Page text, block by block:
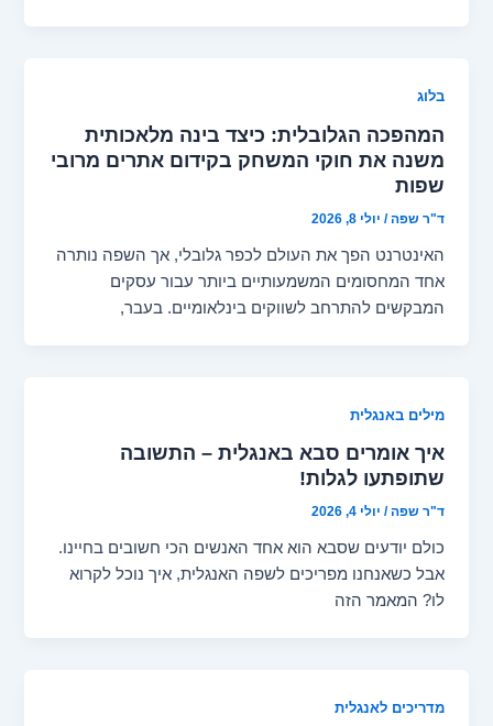
בלוג
המהפכה הגלובלית: כיצד בינה מלאכותית
משנה את חוקי המשחק בקידום אתרים מרובי
שפות
ד"ר שפה/ יולי 8, 2026
האינטרנט הפך את העולם לכפר גלובלי, אך השפה נותרה
אחד המחסומים המשמעותיים ביותר עבור עסקים
המבקשים להתרחב לשווקים בינלאומיים. בעבר,
מילים באנגלית
איך אומרים סבא באנגלית – התשובה
שתופתעו לגלות!
ד"ר שפה/ יולי 4, 2026
כולם יודעים שסבא הוא אחד האנשים הכי חשובים בחיינו.
אבל כשאנחנו מפריכים לשפה האנגלית, איך נוכל לקרוא
לו? המאמר הזה
מדריכים לאנגלית